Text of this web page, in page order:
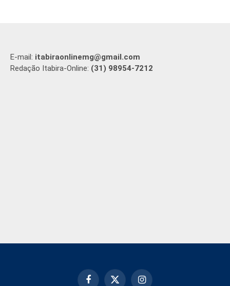
E-mail: itabiraonlinemg@gmail.com
Redação Itabira-Online: (31) 98954-7212
Facebook
X Instagram